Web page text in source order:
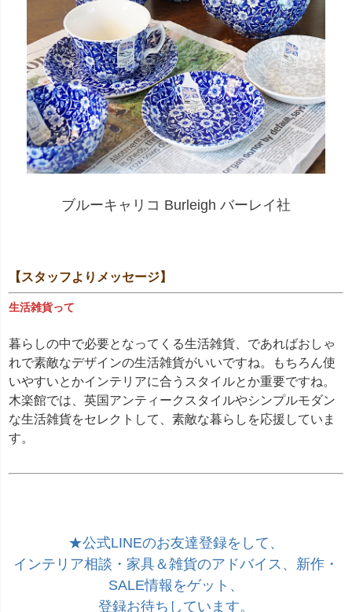
ブルーキャリコ Burleigh バーレイ社
【スタッフよりメッセージ】
生活雑貨って
暮らしの中で必要となってくる生活雑貨、であればおしゃ
れで素敵なデザインの生活雑貨がいいですね。もちろん使
いやすいとかインテリアに合うスタイルとか重要ですね。
木楽館では、英国アンティークスタイルやシンプルモダン
な生活雑貨をセレクトして、素敵な暮らしを応援していま
す。
★公式LINEのお友達登録をして、
インテリア相談・家具＆雑貨のアドバイス、新作・
SALE情報をゲット、
登録お待ちしています。
価格
〜
家具のカラー
ブラウン色
マホガニー色
ゴールド・雑貨
シルバー・雑貨
ホワイト・雑貨